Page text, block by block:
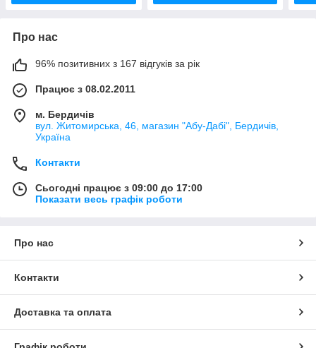
Про нас
96% позитивних з 167 відгуків за рік
Працює з 08.02.2011
м. Бердичів
вул. Житомирська, 46, магазин "Абу-Дабі", Бердичів,
Україна
Контакти
Сьогодні працює з 09:00 до 17:00
Показати весь графік роботи
Про нас
Контакти
Доставка та оплата